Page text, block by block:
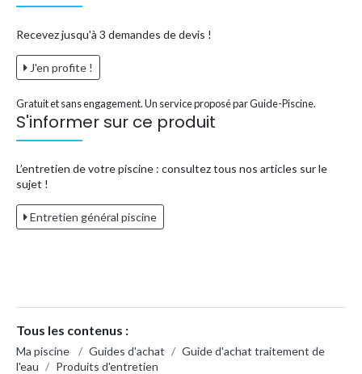
Recevez jusqu'à 3 demandes de devis !
J'en profite !
Gratuit et sans engagement. Un service proposé par Guide-Piscine.
S'informer sur ce produit
L’entretien de votre piscine : consultez tous nos articles sur le
sujet !
Entretien général piscine
Tous les contenus :
Ma piscine / Guides d'achat / Guide d'achat traitement de
l'eau / Produits d'entretien